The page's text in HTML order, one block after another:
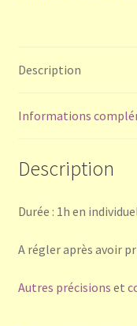
Description
Informations
Description
Durée : 1h en
A régler après avoir
Autres précisions et